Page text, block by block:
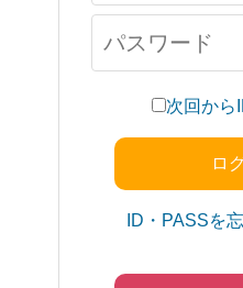
次回から
ID・PASSを